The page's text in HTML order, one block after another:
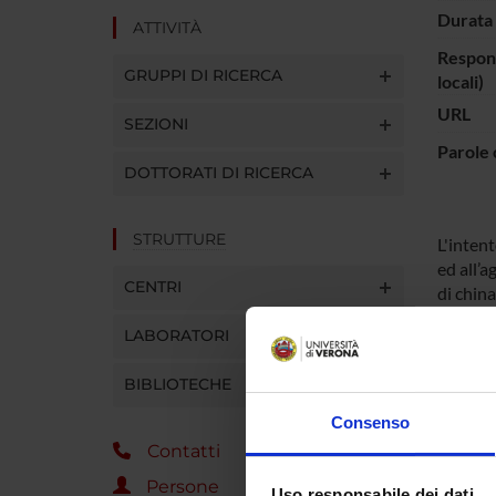
Consenso
ATTIVITÀ
GRUPPI DI RICERCA
SEZIONI
DOTTORATI DI RICERCA
STRUTTURE
CENTRI
LABORATORI
BIBLIOTECHE
Contatti
Persone
Durata
locali)
URL
Parole
ed
di